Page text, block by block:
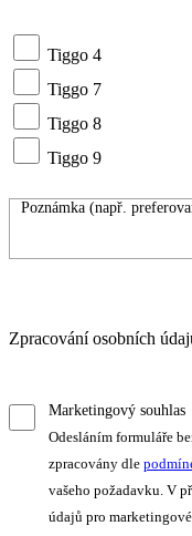
Tiggo 4
Tiggo 7
Tiggo 8
Tiggo 9
Zpracování osobních
Marketingový souhlas
Odesláním formuláře
zpracovány dle
vašeho požadavku. V
údajů pro